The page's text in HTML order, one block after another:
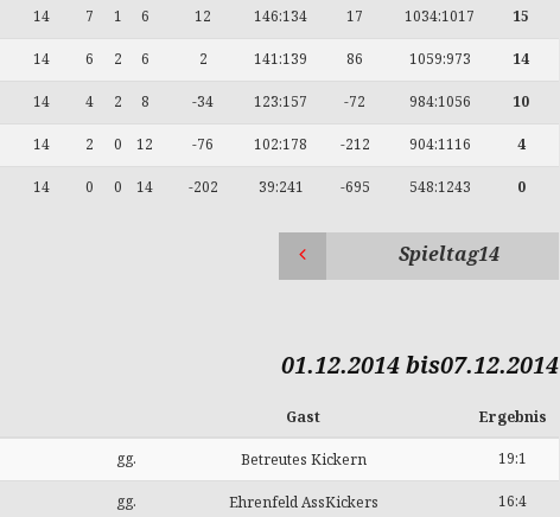
14 7 1 6 12 146:134 17 1034:1017 15
14 6 2 6 2 141:139 86 1059:973 14
14 4 2 8 -34 123:157 -72 984:1056 10
14 2 0 12 -76 102:178 -212 904:1116 4
14 0 0 14 -202 39:241 -695 548:1243 0
Spieltag14
01.12.2014 bis07.12.2014
Gast Ergebnis
gg. Betreutes Kickern 19:1
gg. Ehrenfeld AssKickers 16:4